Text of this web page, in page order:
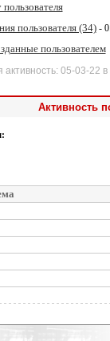
пользователя (34)-
пользователем
05-03-22 в
Активность